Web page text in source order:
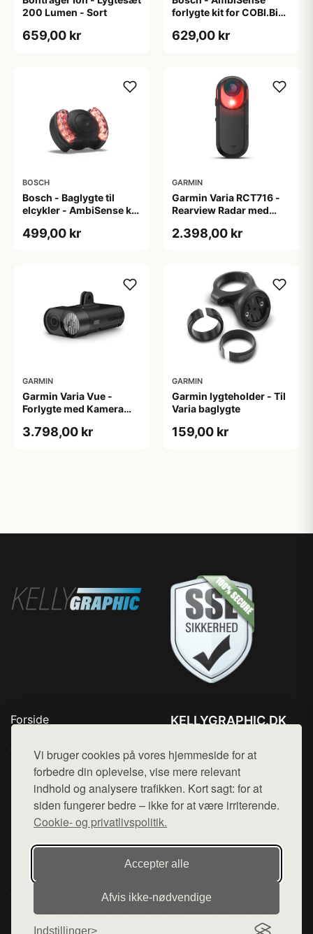
Vi bruger cookies på vores hjemmeside for at
forbedre din oplevelse, vise mere relevant
indhold og analysere trafikken. Kort sagt: for at
siden fungerer bedre – ikke for at være irriterende.
Cookie- og privatlivspolitik.
Accepter alle
Afvis ikke‑nødvendige
Indstillinger
200 Lumen - Sort
659,00 kr
forlygte kit for COBI.Bike
COBI.Bike
629,00 kr
BOSCH
Bosch - Baglygte til
elcykler - AmbiSense kit
499,00 kr
GARMIN
Garmin Varia RCT716 -
Rearview Radar med
2.398,00 kr
GARMIN
Garmin Varia Vue -
Forlygte med Kamera
3.798,00 kr
GARMIN
Garmin lygteholder - Til
Varia baglygte
159,00 kr
Forside
Top Rabatter
Blog
Kontakt
KELLYGRAPHIC.DK
Mail: hej@want.dk
Cookie- og privatlivspolitik
Denne side er en del af want.dk, der udgiver en række
hjemmesider med præsentation af forskellige produkter fra
diverse webshops. Der sælges ikke varer fra denne side - vi
varerne på lager.